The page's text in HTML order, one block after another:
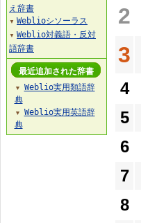
2
3
4
5
6
7
8
え辞書
▼ Weblioシソーラス
▼ Weblio対義語・反対
語辞書
最近追加された辞書
▼
Weblio実用類語辞
典
▼
Weblio実用英語辞
典